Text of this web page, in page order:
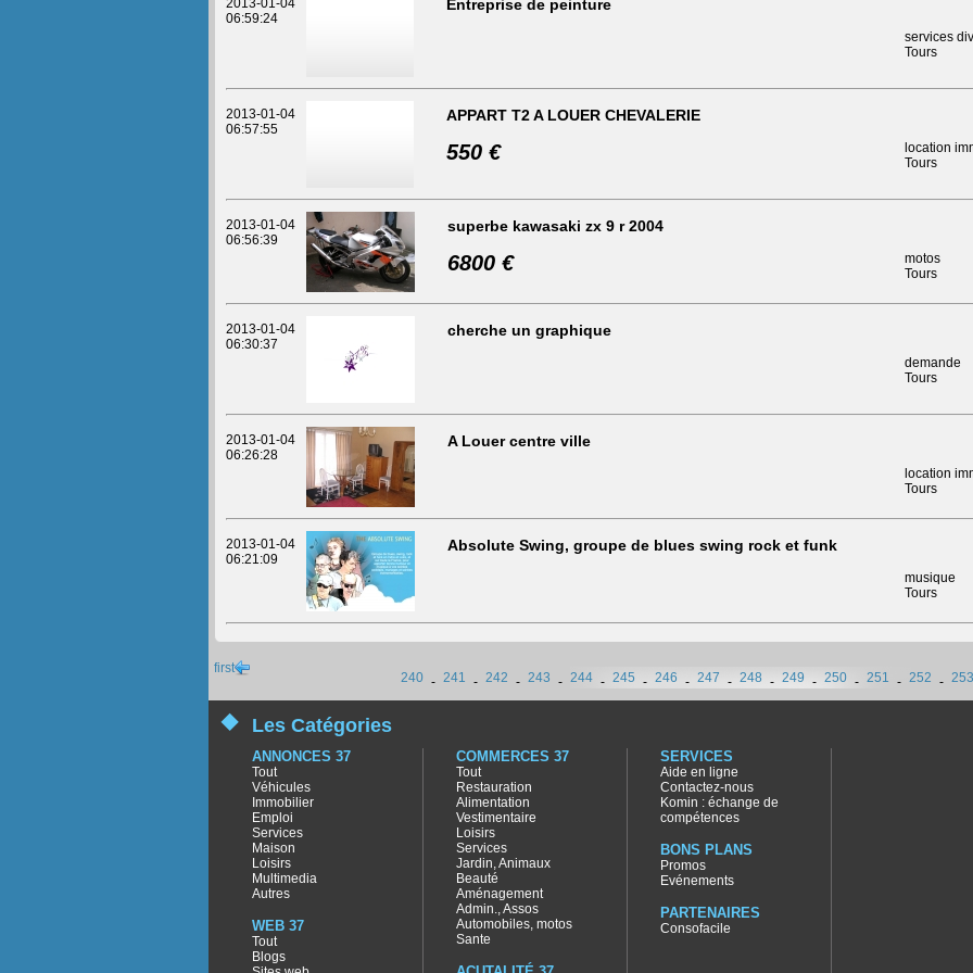
2013-01-04
06:59:24
Entreprise de peinture
services
Tours
2013-01-04
06:57:55
APPART T2 A LOUER CHEVALERIE
550 €
location
Tours
2013-01-04
06:56:39
superbe kawasaki zx 9 r 2004
6800 €
motos
Tours
2013-01-04
06:30:37
cherche un graphique
demande
Tours
2013-01-04
06:26:28
A Louer centre ville
location
Tours
2013-01-04
06:21:09
Absolute Swing, groupe de blues swing rock et funk
musique
Tours
first
240 - 241 - 242 - 243 - 244 - 245 - 246 - 247 - 248 - 249 - 250 - 251 - 252 - 253
Les Catégories
ANNONCES 37
Tout
Véhicules
Immobilier
Emploi
Services
Maison
Loisirs
Multimedia
Autres
WEB 37
Tout
Blogs
COMMERCES 37
Tout
Restauration
Alimentation
Vestimentaire
Loisirs
Services
Jardin, Animaux
Beauté
Aménagement
Admin., Assos
Automobiles, motos
Sante
SERVICES
Aide en ligne
Contactez-nous
Komin : échange de
compétences
BONS PLANS
Promos
Evénements
PARTENAIRES
Consofacile